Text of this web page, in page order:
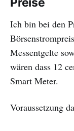
Ich bin bei den
Messentgelte
wären dass 12
Smart Meter.
Voraussetzung